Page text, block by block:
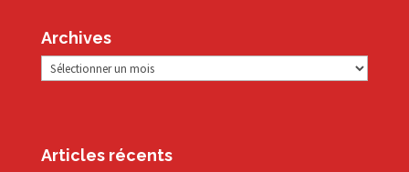
Archives
Archives
Articles récents